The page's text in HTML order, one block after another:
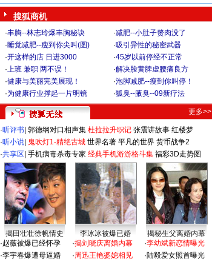
搜狐商机
·丰胸--林志玲爆丰胸秘诀 ·减肥--小肚子赘肉没了
·睡觉减肥--瘦到你尖叫(图) ·吸引异性的秘密武器
·开这样的店 日进3000 ·45岁以前停经不正常
·上班 兼职 两不误！ ·解决脸黄脾虚腰痛良方
·健康与美丽完美展现！ ·泡脚减肥--瘦到你叫停！
·为健康行业撑起一片明镜 ·狐臭--腋臭--09新疗法
更多>>
·听评书 郭德纲对口相声集 杜拉拉升职记 张震讲故事 红楼梦
·听小说 鬼吹灯1-精绝古城 世界名著 平凡的世界 货币战争2
·共享区 手机病毒杀毒专家 经典手机游游格斗集 福彩3D走势图
揭田壮壮徐帆情史 李冰冰被爆已婚
揭秘生父离婚内幕
·赵薇被爆已经怀孕
·李宇春爆遭母逼婚
·揭刘晓庆离婚内幕
·周迅王艳婆媳相见
·李幼斌新恋情曝光
·陆毅爱女照首曝光